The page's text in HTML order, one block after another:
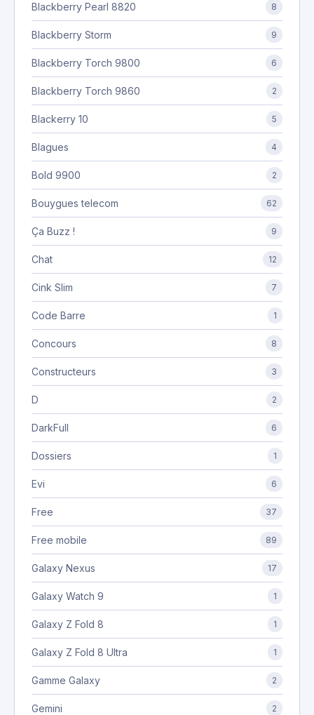
Blackberry Pearl 8820 8
Blackberry Storm 9
Blackberry Torch 9800 6
Blackberry Torch 9860 2
Blackerry 10 5
Blagues 4
Bold 9900 2
Bouygues telecom 62
Ça Buzz ! 9
Chat 12
Cink Slim 7
Code Barre 1
Concours 8
Constructeurs 3
D 2
DarkFull 6
Dossiers 1
Evi 6
Free 37
Free mobile 89
Galaxy Nexus 17
Galaxy Watch 9 1
Galaxy Z Fold 8 1
Galaxy Z Fold 8 Ultra 1
Gamme Galaxy 2
Gemini 2